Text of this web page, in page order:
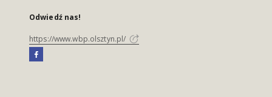
Odwiedź nas!
https://www.wbp.olsztyn.pl/